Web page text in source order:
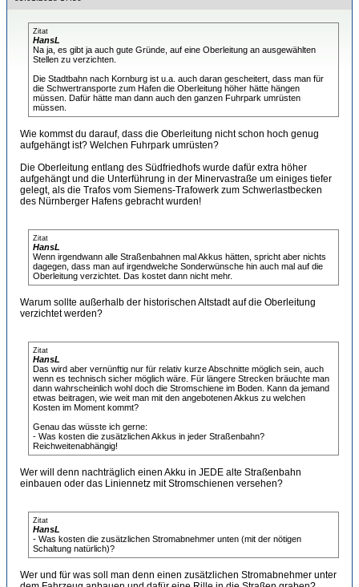
Zitat
HansL
Na ja, es gibt ja auch gute Gründe, auf eine Oberleitung an ausgewählten
Stellen zu verzichten.
Die Stadtbahn nach Kornburg ist u.a. auch daran gescheitert, dass man für
die Schwertransporte zum Hafen die Oberleitung höher hätte hängen
müssen. Dafür hätte man dann auch den ganzen Fuhrpark umrüsten
müssen.
Wie kommst du darauf, dass die Oberleitung nicht schon hoch genug
aufgehängt ist? Welchen Fuhrpark umrüsten?
Die Oberleitung entlang des Südfriedhofs wurde dafür extra höher
aufgehängt und die Unterführung in der Minervastraße um einiges tiefer
gelegt, als die Trafos vom Siemens-Trafowerk zum Schwerlastbecken
des Nürnberger Hafens gebracht wurden!
Zitat
HansL
Wenn irgendwann alle Straßenbahnen mal Akkus hätten, spricht aber nichts
dagegen, dass man auf irgendwelche Sonderwünsche hin auch mal auf die
Oberleitung verzichtet. Das kostet dann nicht mehr.
Warum sollte außerhalb der historischen Altstadt auf die Oberleitung
verzichtet werden?
Zitat
HansL
Das wird aber vernünftig nur für relativ kurze Abschnitte möglich sein, auch
wenn es technisch sicher möglich wäre. Für längere Strecken bräuchte man
dann wahrscheinlich wohl doch die Stromschiene im Boden. Kann da jemand
etwas beitragen, wie weit man mit den angebotenen Akkus zu welchen
Kosten im Moment kommt?
Genau das wüsste ich gerne:
- Was kosten die zusätzlichen Akkus in jeder Straßenbahn?
Reichweitenabhängig!
Wer will denn nachträglich einen Akku in JEDE alte Straßenbahn
einbauen oder das Liniennetz mit Stromschienen versehen?
Zitat
HansL
- Was kosten die zusätzlichen Stromabnehmer unten (mit der nötigen
Schaltung natürlich)?
Wer und für was soll man denn einen zusätzlichen Stromabnehmer unter